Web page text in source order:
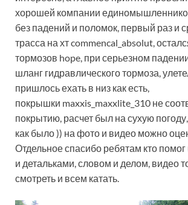
хорошей компании
без падений и поломок, первый раз и
трасса на хт commencal_absolut,
тормозов hope, при серьезном
шланг гидравлического тормоза,
пришлось ехать в низ как есть,
покрышки maxxis_maxxlite_310 не
покрытию, расчет был на сухую
как было )) на фото и видео можно
Отдельное спасибо ребятам кто
и детальками, словом и делом, видео
смотреть и всем катать.